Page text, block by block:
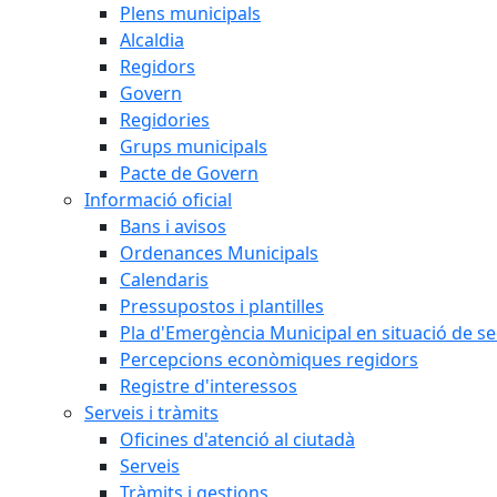
Plens municipals
Alcaldia
Regidors
Govern
Regidories
Grups municipals
Pacte de Govern
Informació oficial
Bans i avisos
Ordenances Municipals
Calendaris
Pressupostos i plantilles
Pla d'Emergència Municipal en situació de
Percepcions econòmiques regidors
Registre d'interessos
Serveis i tràmits
Oficines d'atenció al ciutadà
Serveis